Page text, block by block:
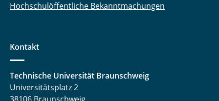
Hochschulöffentliche Bekanntmachungen
Kontakt
Technische Universität Braunschweig
Universitätsplatz 2